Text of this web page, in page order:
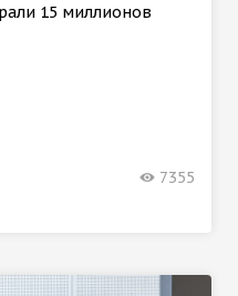
15 миллионов
7355